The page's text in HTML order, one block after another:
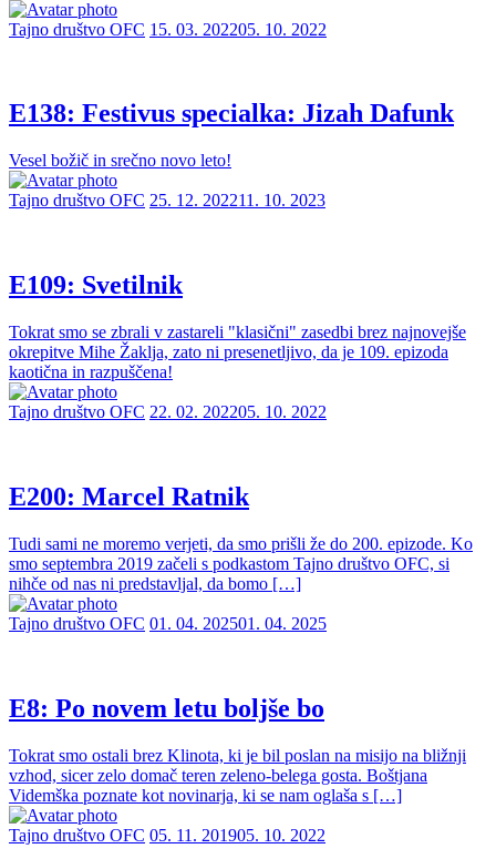
Tajno društvo OFC 15. 03. 202205. 10. 2022
E138: Festivus specialka: Jizah Dafunk
Vesel božič in srečno novo leto!
Tajno društvo OFC 25. 12. 202211. 10. 2023
E109: Svetilnik
Tokrat smo se zbrali v zastareli "klasični" zasedbi brez najnovejše
okrepitve Mihe Žaklja, zato ni presenetljivo, da je 109. epizoda
kaotična in razpuščena!
Tajno društvo OFC 22. 02. 202205. 10. 2022
E200: Marcel Ratnik
Tudi sami ne moremo verjeti, da smo prišli že do 200. epizode. Ko
smo septembra 2019 začeli s podkastom Tajno društvo OFC, si
nihče od nas ni predstavljal, da bomo […]
Tajno društvo OFC 01. 04. 202501. 04. 2025
E8: Po novem letu boljše bo
Tokrat smo ostali brez Klinota, ki je bil poslan na misijo na bližnji
vzhod, sicer zelo domač teren zeleno-belega gosta. Boštjana
Videmška poznate kot novinarja, ki se nam oglaša s […]
Tajno društvo OFC 05. 11. 201905. 10. 2022